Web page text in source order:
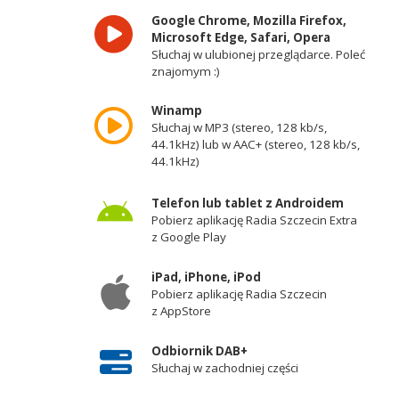
Google Chrome, Mozilla Firefox,
Microsoft Edge, Safari, Opera
Słuchaj w ulubionej przeglądarce. Poleć
znajomym :)
Winamp
Słuchaj w MP3 (stereo, 128 kb/s,
44.1kHz) lub w AAC+ (stereo, 128 kb/s,
44.1kHz)
Telefon lub tablet z Androidem
Pobierz aplikację Radia Szczecin Extra
z Google Play
iPad, iPhone, iPod
Pobierz aplikację Radia Szczecin
z AppStore
Odbiornik DAB+
Słuchaj w zachodniej części